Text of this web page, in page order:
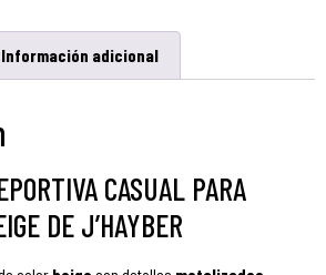
Información adicional
CASUAL PARA
DE J’HAYBER